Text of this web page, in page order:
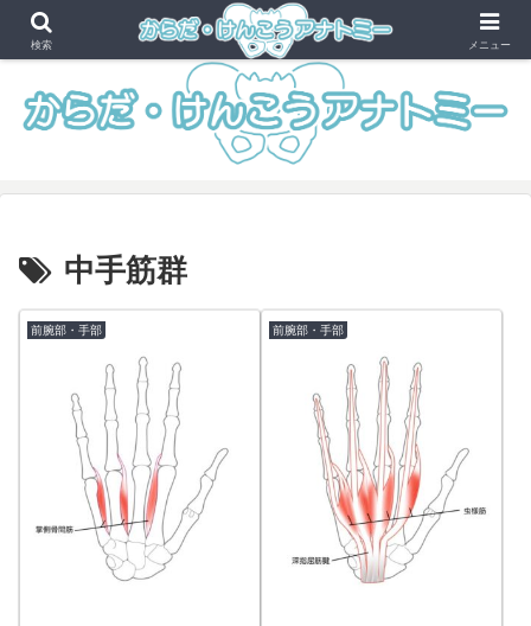
健康・美容と解剖学のイラストサイト
中手筋群
前腕部・手部 前腕部・手部
検索 メニュー